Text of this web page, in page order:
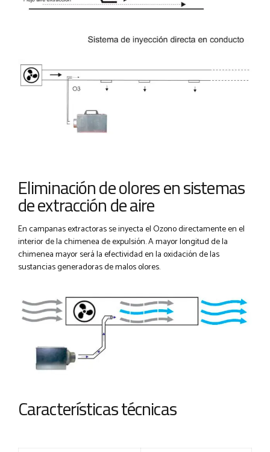
Eliminación de olores en sistemas
de extracción de aire
En campanas extractoras se inyecta el Ozono directamente en el
interior de la chimenea de expulsión. A mayor longitud de la
chimenea mayor será la efectividad en la oxidación de las
sustancias generadoras de malos olores.
Características técnicas